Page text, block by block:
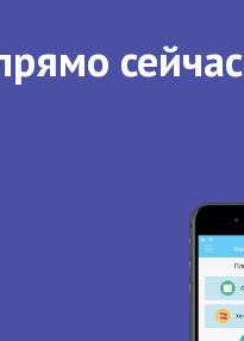
сейчас